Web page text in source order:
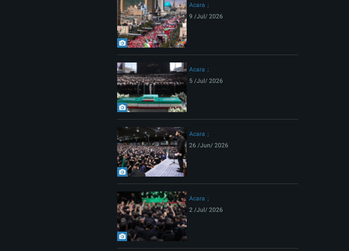
Acara
9 /Jul/ 2026
Acara
5 /Jul/ 2026
Acara
26 /Jun/ 2026
Acara
2 /Jul/ 2026